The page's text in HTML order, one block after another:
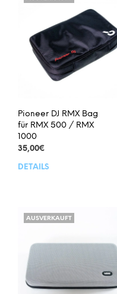
Pioneer DJ RMX Bag
für RMX 500 / RMX
1000
35,00€
DETAILS
AUSVERKAUFT